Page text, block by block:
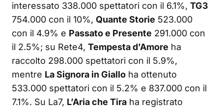
interessato 338.000 spettatori con il 6.1%, TG3
754.000 con il 10%, Quante Storie 523.000
con il 4.9% e Passato e Presente 291.000 con
il 2.5%; su Rete4, Tempesta d’Amore ha
raccolto 298.000 spettatori con il 5.9%,
mentre La Signora in Giallo ha ottenuto
533.000 spettatori con il 5.2% e 837.000 con il
7.1%. Su La7, L’Aria che Tira ha registrato